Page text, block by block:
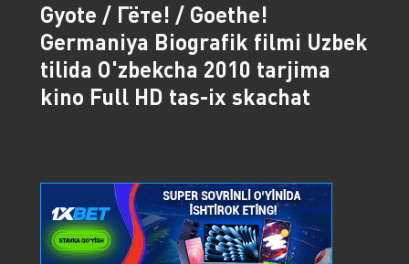
Gyote / Гёте! / Goethe!
Germaniya Biografik filmi Uzbek
tilida O'zbekcha 2010 tarjima
kino Full HD tas-ix skachat